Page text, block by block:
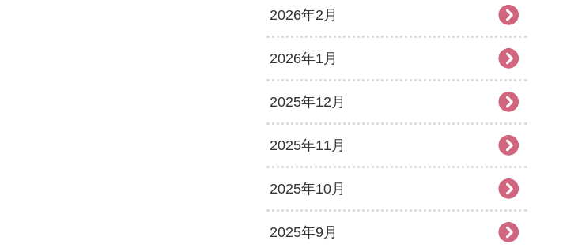
2026年2月
2026年1月
2025年12月
2025年11月
2025年10月
2025年9月